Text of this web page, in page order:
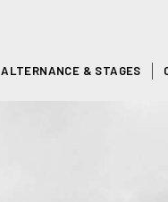
ALTERNANCE & STAGES